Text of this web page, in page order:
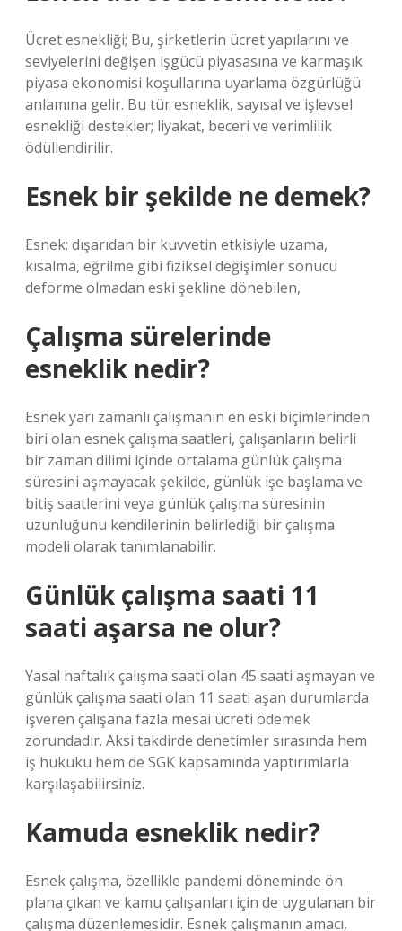
Ücret esnekliği; Bu, şirketlerin ücret yapılarını ve
seviyelerini değişen işgücü piyasasına ve karmaşık
piyasa ekonomisi koşullarına uyarlama özgürlüğü
anlamına gelir. Bu tür esneklik, sayısal ve işlevsel
esnekliği destekler; liyakat, beceri ve verimlilik
ödüllendirilir.
Esnek bir şekilde ne demek?
Esnek; dışarıdan bir kuvvetin etkisiyle uzama,
kısalma, eğrilme gibi fiziksel değişimler sonucu
deforme olmadan eski şekline dönebilen,
Çalışma sürelerinde
esneklik nedir?
Esnek yarı zamanlı çalışmanın en eski biçimlerinden
biri olan esnek çalışma saatleri, çalışanların belirli
bir zaman dilimi içinde ortalama günlük çalışma
süresini aşmayacak şekilde, günlük işe başlama ve
bitiş saatlerini veya günlük çalışma süresinin
uzunluğunu kendilerinin belirlediği bir çalışma
modeli olarak tanımlanabilir.
Günlük çalışma saati 11
saati aşarsa ne olur?
Yasal haftalık çalışma saati olan 45 saati aşmayan ve
günlük çalışma saati olan 11 saati aşan durumlarda
işveren çalışana fazla mesai ücreti ödemek
zorundadır. Aksi takdirde denetimler sırasında hem
iş hukuku hem de SGK kapsamında yaptırımlarla
karşılaşabilirsiniz.
Kamuda esneklik nedir?
Esnek çalışma, özellikle pandemi döneminde ön
plana çıkan ve kamu çalışanları için de uygulanan bir
çalışma düzenlemesidir. Esnek çalışmanın amacı,